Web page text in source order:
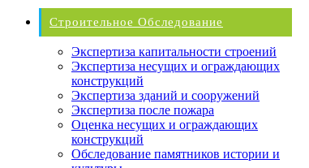
Строительное Обследование
Экспертиза капитальности строений
Экспертиза несущих и ограждающих
конструкций
Экспертиза зданий и сооружений
Экспертиза после пожара
Оценка несущих и ограждающих
конструкций
Обследование памятников истории и